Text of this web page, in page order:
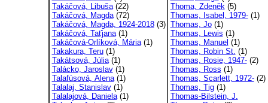
Takáčová, Libuša(22)
Takáčová, Magda(72)
Takáčová, Magda, 1924-2018(3)
Takáčová, Taťjana(1)
Takáčová-Orlíková, Mária(1)
Takakura, Teru(1)
Takátsová, Júlia(1)
Talácko, Jaroslav(1)
Talafúsová, Alena(1)
Talalaj, Stanislav(1)
Talalajová, Daniela(1)
Thoma, Zdeněk(5)
Thomas, Isabel, 1979-(1)
Thomas, Jo(1)
Thomas, Lewis (1)
Thomas, Manuel (1)
Thomas, Robin St. (1)
Thomas, Rosie, 1947-(2)
Thomas, Ross (1)
Thomas, Scarlett, 1972-(2)
Thomas, Tig(1)
Thomas-Bilstein, J.